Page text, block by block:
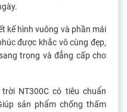
kế hình vuông và phần mái
được khắc vô cùng đẹp,
trọng và đẳng cấp cho
NT300C có tiêu chuẩn
sản phẩm chống thấm